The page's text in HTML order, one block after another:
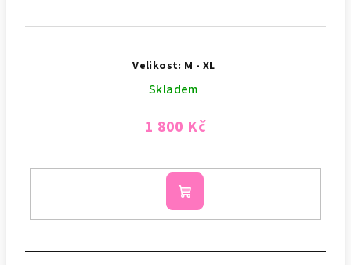
Velikost: M - XL
Skladem
1 800 Kč
Do
košíku